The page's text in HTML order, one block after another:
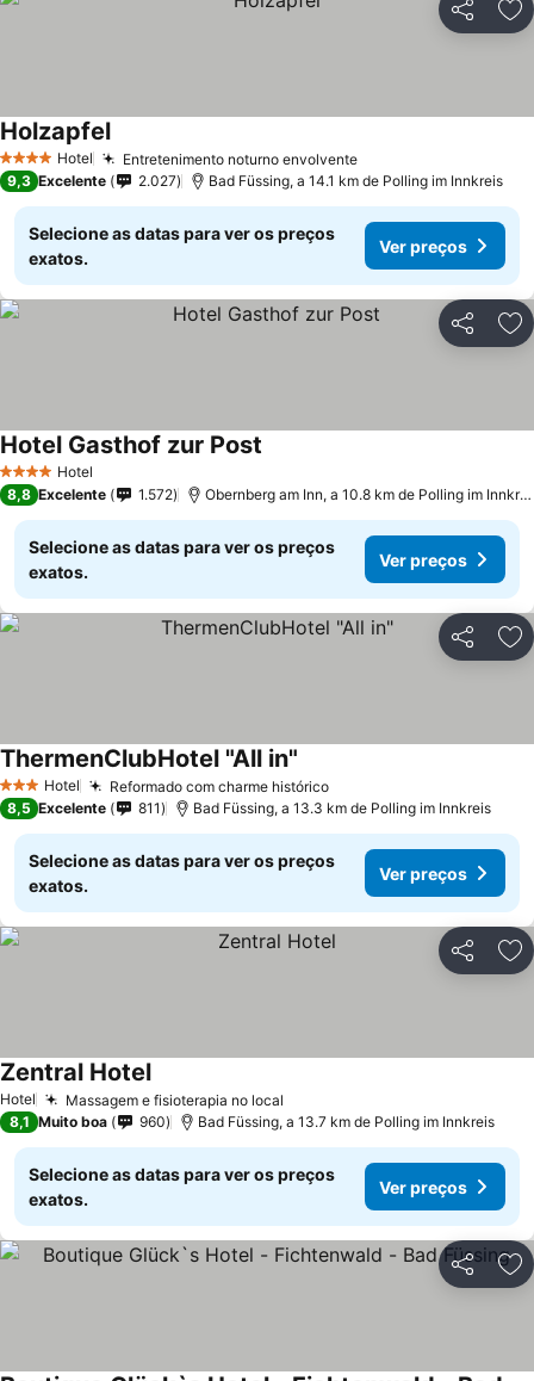
Partilhar
4 EstrelasHotel Entretenimento noturno envolvente
Holzapfel
9,3 Excelente 2.027 Bad Füssing, a 14.1 km de Polling im Innkreis
Selecione as datas para ver os preços
exatos.
Ver preços
Partilhar
4 EstrelasHotel
Hotel Gasthof zur Post
8,8 Excelente 1.572 Obernberg am Inn, a 10.8 km de Polling im Innkreis
Selecione as datas para ver os preços
exatos.
Ver preços
Partilhar
3 EstrelasHotel Reformado com charme histórico
ThermenClubHotel "All in"
8,5 Excelente 811 Bad Füssing, a 13.3 km de Polling im Innkreis
Selecione as datas para ver os preços
exatos.
Ver preços
Partilhar
Hotel Massagem e fisioterapia no local
Zentral Hotel
8,1 Muito boa 960 Bad Füssing, a 13.7 km de Polling im Innkreis
Selecione as datas para ver os preços
exatos.
Ver preços
Partilhar